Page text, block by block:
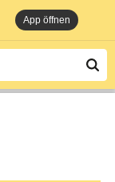
App öffnen